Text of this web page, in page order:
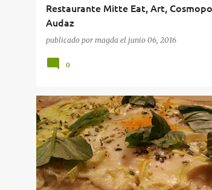
Restaurante Mitte Eat, Art,
Audaz
publicado por magda el junio 06, 2016
0
RESTAURANTES RESTAURANTES EN MADRID